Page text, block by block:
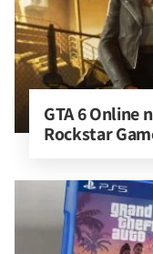
GTA 6 Online
Rockstar